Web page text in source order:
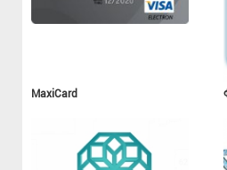
MaxiCard